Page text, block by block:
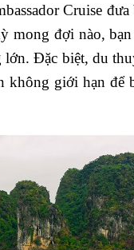
Cruise
đợi nào,
Đặc biệt, du
giới hạn để